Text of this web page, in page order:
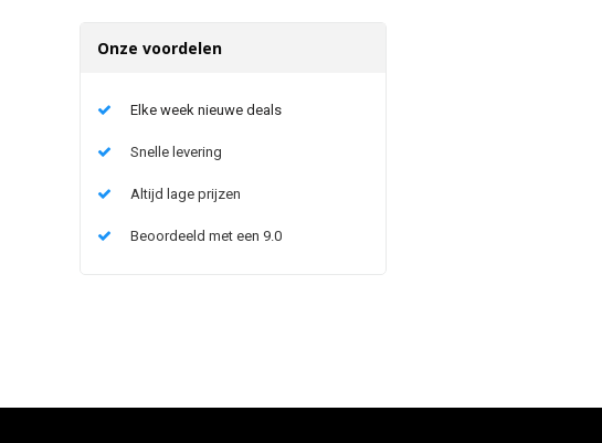
Onze voordelen
Elke week nieuwe deals
Snelle levering
Altijd lage prijzen
Beoordeeld met een 9.0